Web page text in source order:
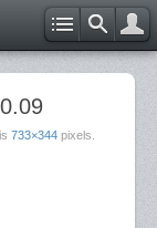
733×344 pixels.